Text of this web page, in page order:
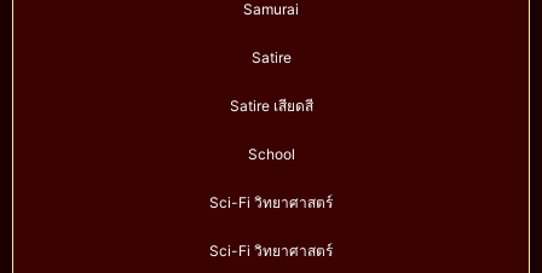
Samurai
Satire
Satire เสียดสี
School
Sci-Fi วิทยาศาสตร์
Sci-Fi วิทยาศาสตร์